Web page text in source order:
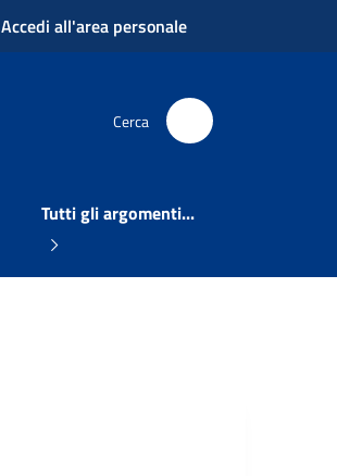
Accedi all'area personale
Cerca
Tutti gli argomenti...